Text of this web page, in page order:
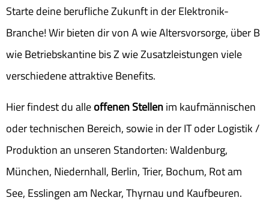
Starte deine berufliche Zukunft in der Elektronik-
Branche! Wir bieten dir von A wie Altersvorsorge, über B
wie Betriebskantine bis Z wie Zusatzleistungen viele
verschiedene attraktive Benefits.
Hier findest du alleoffenen Stellenim kaufmännischen
oder technischen Bereich, sowie in der IT oder Logistik /
Produktion an unseren Standorten: Waldenburg,
München, Niedernhall, Berlin, Trier, Bochum, Rot am
See, Esslingen am Neckar, Thyrnau und Kaufbeuren.